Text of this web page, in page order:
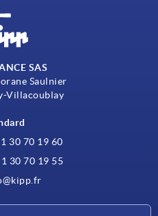
SAS
Saulnier
Villacoublay
30 70 19 60
30 70 19 55